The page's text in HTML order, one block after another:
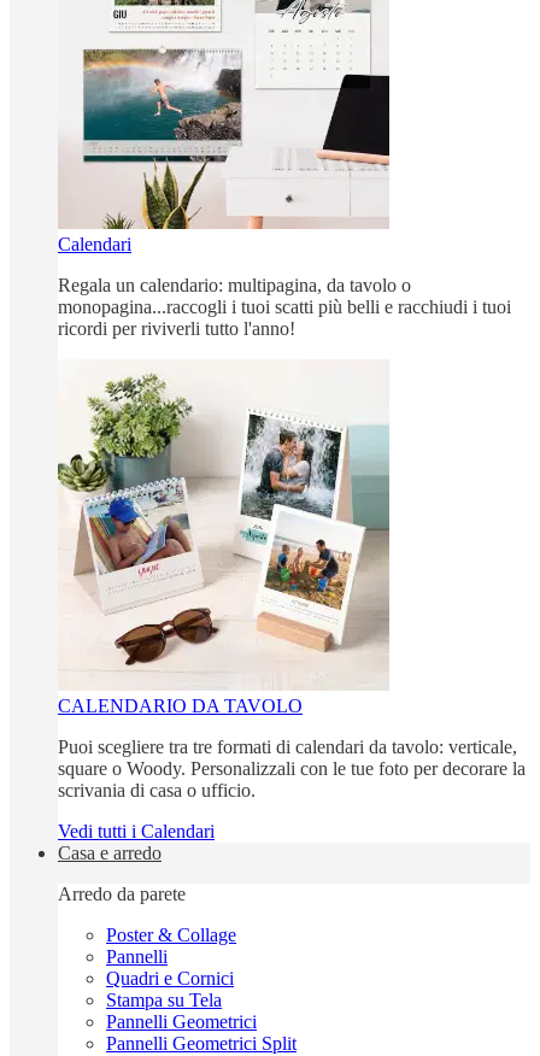
Calendari
Regala un calendario: multipagina, da tavolo o
monopagina...raccogli i tuoi scatti più belli e racchiudi i tuoi
ricordi per riviverli tutto l'anno!
CALENDARIO DA TAVOLO
Puoi scegliere tra tre formati di calendari da tavolo: verticale,
square o Woody. Personalizzali con le tue foto per decorare la
scrivania di casa o ufficio.
Vedi tutti i Calendari
Casa e arredo
Arredo da parete
Poster & Collage
Pannelli
Quadri e Cornici
Stampa su Tela
Pannelli Geometrici
Pannelli Geometrici Split